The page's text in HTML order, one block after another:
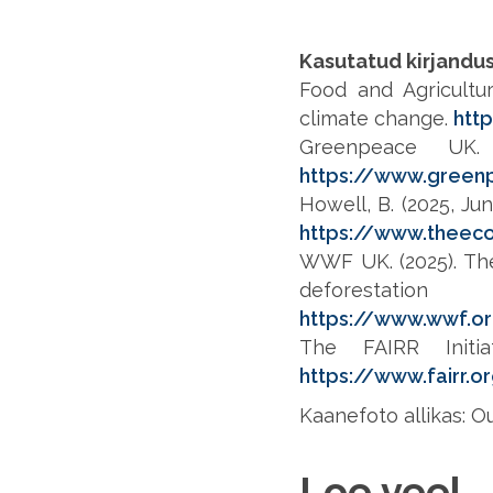
Kasutatud
Food and
climate change.
Greenpeace
https://
Howell, B. (2025,
https://
WWF UK. (2025).
https://
The FAIRR
https://
Kaanefoto allikas: